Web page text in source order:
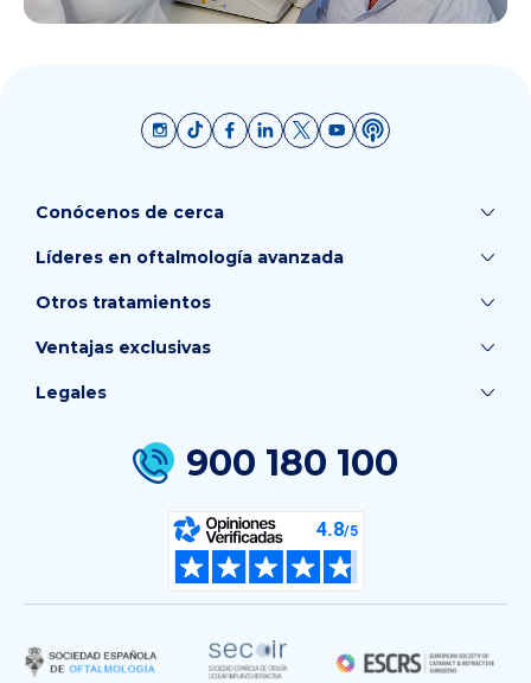
Conócenos de cerca
Líderes en oftalmología avanzada
Otros tratamientos
Ventajas exclusivas
900 180 100
Legales